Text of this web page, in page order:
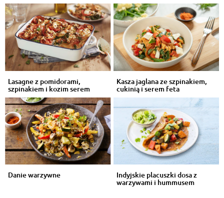
Lasagne z pomidorami,
szpinakiem i kozim serem
Kasza jaglana ze szpinakiem,
cukinią i serem feta
Danie warzywne Indyjskie placuszki dosa z
warzywami i hummusem